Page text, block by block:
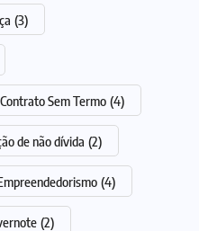
(3)
Contrato Sem Termo (4)
de não dívida (2)
(4)
(2)